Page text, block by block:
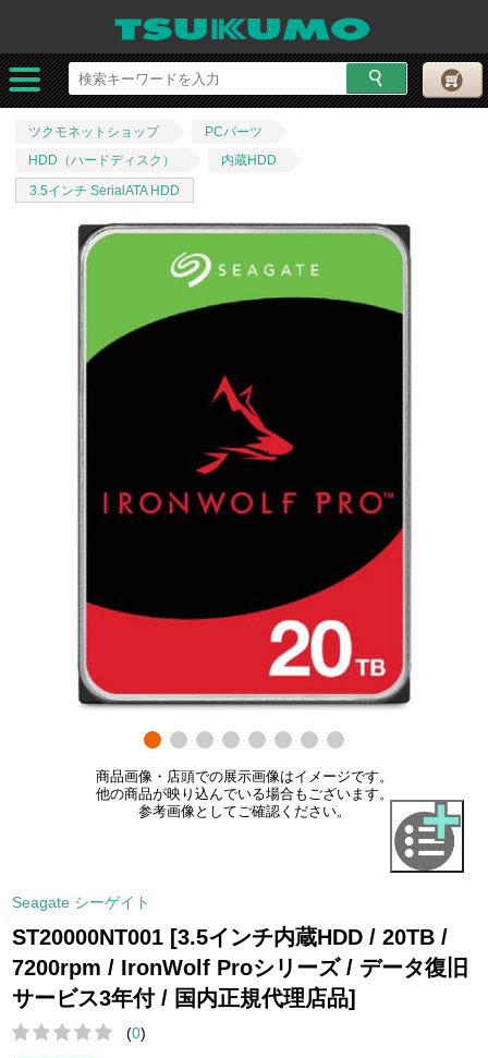
ツクモネットショップ
PCパーツ
HDD（ハードディスク）
内蔵HDD
3.5インチ SerialATA HDD
商品画像・店頭での展示画像はイメージです。
他の商品が映り込んでいる場合もございます。
参考画像としてご確認ください。
Seagate シーゲイト
ST20000NT001 [3.5インチ内蔵HDD / 20TB /
7200rpm / IronWolf Proシリーズ / データ復旧
サービス3年付 / 国内正規代理店品]
(0)